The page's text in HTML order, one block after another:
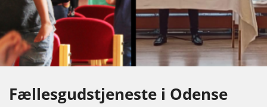
Fællesgudstjeneste i Odense